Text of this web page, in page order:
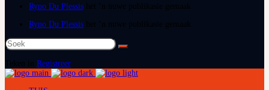
Ryno Du Plessis
Ryno Du Plessis
Soek
na:
Registreer